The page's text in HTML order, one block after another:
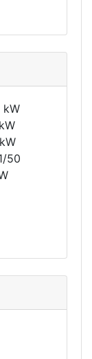
kW
50